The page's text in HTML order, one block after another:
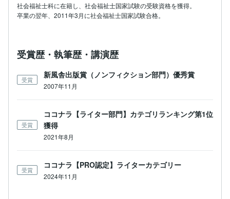
社会福祉士科に在籍し、社会福祉士国家試験の受験資格を獲得。
卒業の翌年、2011年3月に社会福祉士国家試験合格。
受賞歴・執筆歴・講演歴
受賞
新風舎出版賞（ノンフィクション部門）優秀賞
2007年11月
受賞
ココナラ【ライター部門】カテゴリランキング第1位
獲得
2021年8月
受賞
ココナラ【PRO認定】ライターカテゴリー
2024年11月